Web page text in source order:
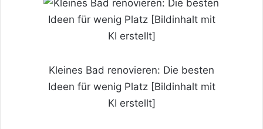
Kleines Bad renovieren: Die besten
Ideen für wenig Platz [Bildinhalt mit
KI erstellt]